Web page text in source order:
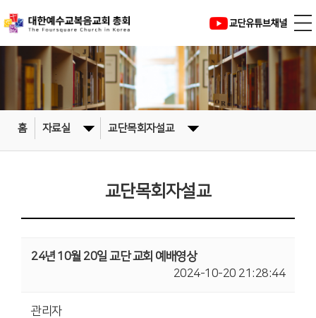
홈 자료실 교단목회자설교
교단목회자설교
24년 10월 20일 교단 교회 예배영상
2024-10-20 21:28:44
관리자